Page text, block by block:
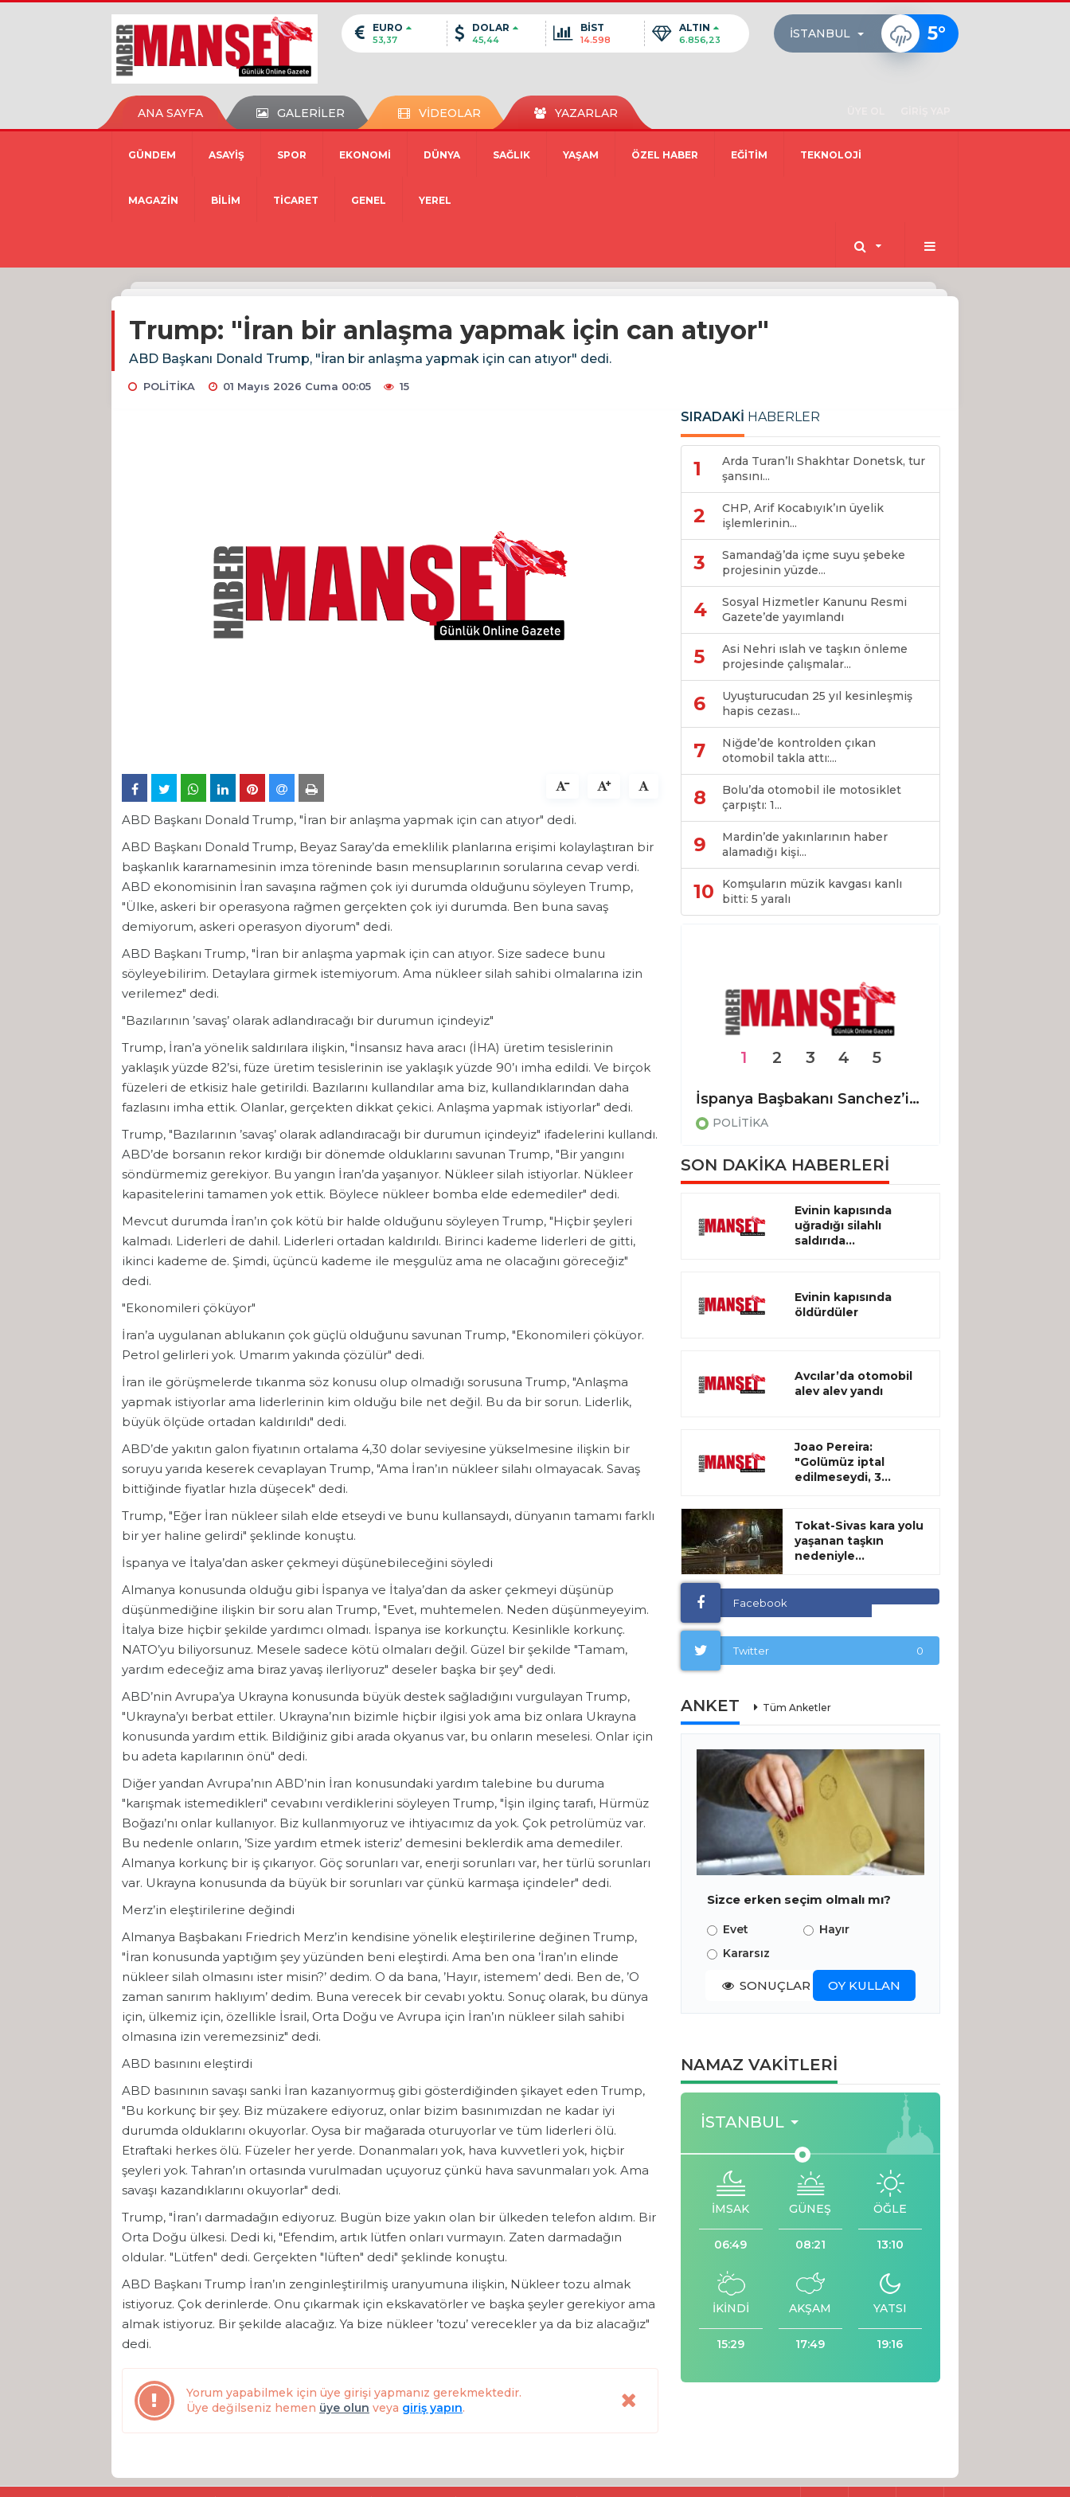
EURO
53,37
DOLAR
45,44
BİST
14.598
ALTIN
6.856,23 İSTANBUL 5°
ANA SAYFA GALERİLER VİDEOLAR YAZARLAR
GÜNDEM ASAYİŞ SPOR EKONOMİ DÜNYA SAĞLIK YAŞAM ÖZEL HABER EĞİTİM TEKNOLOJİ
MAGAZİN BİLİM TİCARET GENEL YEREL
Trump: "İran bir anlaşma yapmak için can atıyor"
ABD Başkanı Donald Trump, "İran bir anlaşma yapmak için can atıyor" dedi.
POLİTİKA 01 Mayıs 2026 Cuma 00:05 15
ABD Başkanı Donald Trump, "İran bir anlaşma yapmak için can atıyor" dedi.
ABD Başkanı Donald Trump, Beyaz Saray’da emeklilik planlarına erişimi kolaylaştıran bir
başkanlık kararnamesinin imza töreninde basın mensuplarının sorularına cevap verdi.
ABD ekonomisinin İran savaşına rağmen çok iyi durumda olduğunu söyleyen Trump,
"Ülke, askeri bir operasyona rağmen gerçekten çok iyi durumda. Ben buna savaş
demiyorum, askeri operasyon diyorum" dedi.
ABD Başkanı Trump, "İran bir anlaşma yapmak için can atıyor. Size sadece bunu
söyleyebilirim. Detaylara girmek istemiyorum. Ama nükleer silah sahibi olmalarına izin
verilemez" dedi.
"Bazılarının ’savaş’ olarak adlandıracağı bir durumun içindeyiz"
Trump, İran’a yönelik saldırılara ilişkin, "İnsansız hava aracı (İHA) üretim tesislerinin
yaklaşık yüzde 82’si, füze üretim tesislerinin ise yaklaşık yüzde 90’ı imha edildi. Ve birçok
füzeleri de etkisiz hale getirildi. Bazılarını kullandılar ama biz, kullandıklarından daha
fazlasını imha ettik. Olanlar, gerçekten dikkat çekici. Anlaşma yapmak istiyorlar" dedi.
Trump, "Bazılarının ’savaş’ olarak adlandıracağı bir durumun içindeyiz" ifadelerini kullandı.
ABD’de borsanın rekor kırdığı bir dönemde olduklarını savunan Trump, "Bir yangını
söndürmemiz gerekiyor. Bu yangın İran’da yaşanıyor. Nükleer silah istiyorlar. Nükleer
kapasitelerini tamamen yok ettik. Böylece nükleer bomba elde edemediler" dedi.
Mevcut durumda İran’ın çok kötü bir halde olduğunu söyleyen Trump, "Hiçbir şeyleri
kalmadı. Liderleri de dahil. Liderleri ortadan kaldırıldı. Birinci kademe liderleri de gitti,
ikinci kademe de. Şimdi, üçüncü kademe ile meşgulüz ama ne olacağını göreceğiz"
dedi.
"Ekonomileri çöküyor"
İran’a uygulanan ablukanın çok güçlü olduğunu savunan Trump, "Ekonomileri çöküyor.
Petrol gelirleri yok. Umarım yakında çözülür" dedi.
İran ile görüşmelerde tıkanma söz konusu olup olmadığı sorusuna Trump, "Anlaşma
yapmak istiyorlar ama liderlerinin kim olduğu bile net değil. Bu da bir sorun. Liderlik,
büyük ölçüde ortadan kaldırıldı" dedi.
ABD’de yakıtın galon fiyatının ortalama 4,30 dolar seviyesine yükselmesine ilişkin bir
soruyu yarıda keserek cevaplayan Trump, "Ama İran’ın nükleer silahı olmayacak. Savaş
bittiğinde fiyatlar hızla düşecek" dedi.
Trump, "Eğer İran nükleer silah elde etseydi ve bunu kullansaydı, dünyanın tamamı farklı
bir yer haline gelirdi" şeklinde konuştu.
İspanya ve İtalya’dan asker çekmeyi düşünebileceğini söyledi
Almanya konusunda olduğu gibi İspanya ve İtalya’dan da asker çekmeyi düşünüp
düşünmediğine ilişkin bir soru alan Trump, "Evet, muhtemelen. Neden düşünmeyeyim.
İtalya bize hiçbir şekilde yardımcı olmadı. İspanya ise korkunçtu. Kesinlikle korkunç.
NATO’yu biliyorsunuz. Mesele sadece kötü olmaları değil. Güzel bir şekilde "Tamam,
yardım edeceğiz ama biraz yavaş ilerliyoruz" deseler başka bir şey" dedi.
ABD’nin Avrupa’ya Ukrayna konusunda büyük destek sağladığını vurgulayan Trump,
"Ukrayna’yı berbat ettiler. Ukrayna’nın bizimle hiçbir ilgisi yok ama biz onlara Ukrayna
konusunda yardım ettik. Bildiğiniz gibi arada okyanus var, bu onların meselesi. Onlar için
bu adeta kapılarının önü" dedi.
Diğer yandan Avrupa’nın ABD’nin İran konusundaki yardım talebine bu duruma
"karışmak istemedikleri" cevabını verdiklerini söyleyen Trump, "İşin ilginç tarafı, Hürmüz
Boğazı’nı onlar kullanıyor. Biz kullanmıyoruz ve ihtiyacımız da yok. Çok petrolümüz var.
Bu nedenle onların, ’Size yardım etmek isteriz’ demesini beklerdik ama demediler.
Almanya korkunç bir iş çıkarıyor. Göç sorunları var, enerji sorunları var, her türlü sorunları
var. Ukrayna konusunda da büyük bir sorunları var çünkü karmaşa içindeler" dedi.
Merz’in eleştirilerine değindi
Almanya Başbakanı Friedrich Merz’in kendisine yönelik eleştirilerine değinen Trump,
"İran konusunda yaptığım şey yüzünden beni eleştirdi. Ama ben ona ’İran’ın elinde
nükleer silah olmasını ister misin?’ dedim. O da bana, ’Hayır, istemem’ dedi. Ben de, ’O
zaman sanırım haklıyım’ dedim. Buna verecek bir cevabı yoktu. Sonuç olarak, bu dünya
için, ülkemiz için, özellikle İsrail, Orta Doğu ve Avrupa için İran’ın nükleer silah sahibi
olmasına izin veremezsiniz" dedi.
ABD basınını eleştirdi
ABD basınının savaşı sanki İran kazanıyormuş gibi gösterdiğinden şikayet eden Trump,
"Bu korkunç bir şey. Biz müzakere ediyoruz, onlar bizim basınımızdan ne kadar iyi
durumda olduklarını okuyorlar. Oysa bir mağarada oturuyorlar ve tüm liderleri ölü.
Etraftaki herkes ölü. Füzeler her yerde. Donanmaları yok, hava kuvvetleri yok, hiçbir
şeyleri yok. Tahran’ın ortasında vurulmadan uçuyoruz çünkü hava savunmaları yok. Ama
savaşı kazandıklarını okuyorlar" dedi.
Trump, "İran’ı darmadağın ediyoruz. Bugün bize yakın olan bir ülkeden telefon aldım. Bir
Orta Doğu ülkesi. Dedi ki, "Efendim, artık lütfen onları vurmayın. Zaten darmadağın
oldular. "Lütfen" dedi. Gerçekten "lüften" dedi" şeklinde konuştu.
ABD Başkanı Trump İran’ın zenginleştirilmiş uranyumuna ilişkin, Nükleer tozu almak
istiyoruz. Çok derinlerde. Onu çıkarmak için ekskavatörler ve başka şeyler gerekiyor ama
almak istiyoruz. Bir şekilde alacağız. Ya bize nükleer ’tozu’ verecekler ya da biz alacağız"
dedi.
Yorum yapabilmek için üye girişi yapmanız gerekmektedir.
Üye değilseniz hemen üye olun veya giriş yapın.
SIRADAKİ HABERLER
1
Arda Turan’lı Shakhtar Donetsk, tur
şansını...
2
CHP, Arif Kocabıyık’ın üyelik
işlemlerinin...
3
Samandağ’da içme suyu şebeke
projesinin yüzde...
4
Sosyal Hizmetler Kanunu Resmi
Gazete’de yayımlandı
5
Asi Nehri ıslah ve taşkın önleme
projesinde çalışmalar...
6
Uyuşturucudan 25 yıl kesinleşmiş
hapis cezası...
7
Niğde’de kontrolden çıkan
otomobil takla attı:...
8
Bolu’da otomobil ile motosiklet
çarpıştı: 1...
9
Mardin’de yakınlarının haber
alamadığı kişi...
10
Komşuların müzik kavgası kanlı
bitti: 5 yaralı
İspanya Başbakanı Sanchez’in uçağı Ankara’ya acil iniş yaptı
POLİTİKA
1 2 3 4 5
SON DAKİKA HABERLERİ
Evinin kapısında
uğradığı silahlı
saldırıda...
Evinin kapısında
öldürdüler
Avcılar’da otomobil
alev alev yandı
Joao Pereira:
"Golümüz iptal
edilmeseydi, 3...
Tokat-Sivas kara yolu
yaşanan taşkın
nedeniyle...
Facebook
Twitter 0
ANKET Tüm Anketler
Sizce erken seçim olmalı mı?
Evet
Hayır
Kararsız
SONUÇLAR OY KULLAN
NAMAZ VAKİTLERİ
İSTANBUL
İMSAK
06:49
GÜNEŞ
08:21
ÖĞLE
13:10
İKİNDİ
15:29
AKŞAM
17:49
YATSI
19:16